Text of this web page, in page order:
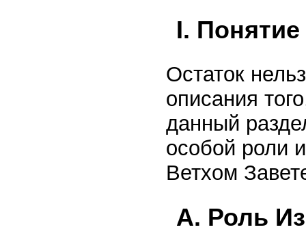
I.
Остаток
описания
данный
особой роли
Ветхом
А. Роль